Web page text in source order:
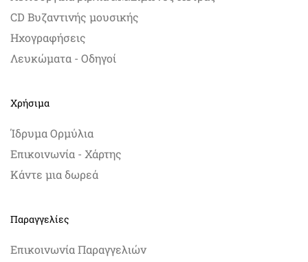
CD Βυζαντινής μουσικής
Ηχογραφήσεις
Λευκώματα - Οδηγοί
Χρήσιμα
Ίδρυμα Ορμύλια
Επικοινωνία - Χάρτης
Κάντε μια δωρεά
Παραγγελίες
Επικοινωνία Παραγγελιών